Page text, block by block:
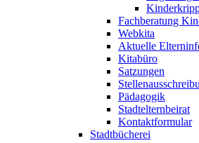
Fachberatung
Webkita
Aktuelle
Kitabüro
Satzungen
Pädagogik
Stadtelternbeirat
Kontaktformular
Stadtbücherei